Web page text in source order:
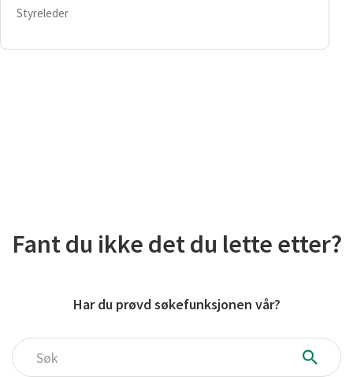
Styreleder
Fant du ikke det du lette etter?
Har du prøvd søkefunksjonen vår?
Søk